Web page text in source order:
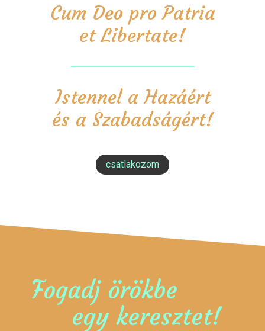
Cum Deo pro Patria
et Libertate!
Istennel a Hazáért
és a Szabadságért!
csatlakozom
Fogadj örökbe
egy keresztet!